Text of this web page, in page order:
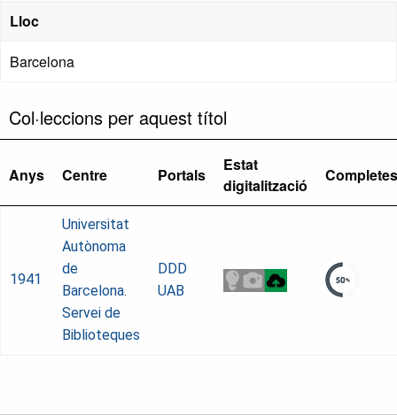
Lloc
Barcelona
Col·leccions per aquest títol
Anys Centre Portals
Estat
digitalització
1941
Universitat
Autònoma
de
Barcelona.
Servei de
Biblioteques
DDD
UAB